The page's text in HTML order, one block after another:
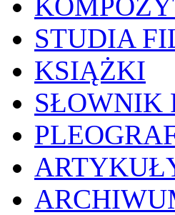
STUDIA
KSIĄŻKI
SŁOWNIK